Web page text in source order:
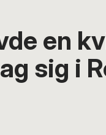
en
sig i